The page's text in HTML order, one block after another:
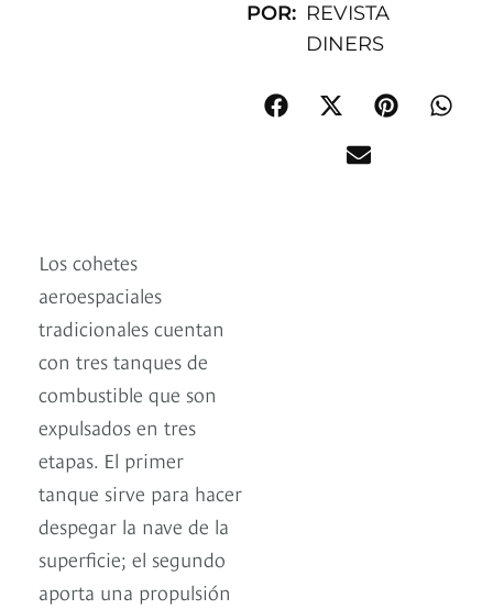
POR: REVISTA
DINERS
Los cohetes
aeroespaciales
tradicionales cuentan
con tres tanques de
combustible que son
expulsados en tres
etapas. El primer
tanque sirve para hacer
despegar la nave de la
superficie; el segundo
aporta una propulsión